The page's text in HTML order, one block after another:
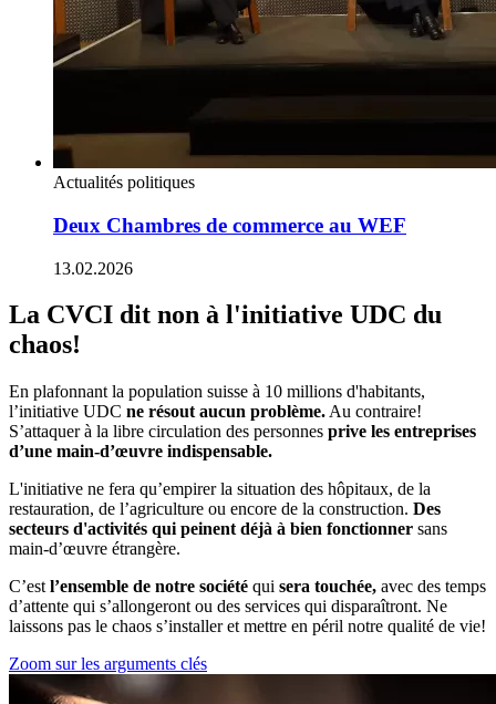
Actualités politiques
Deux Chambres de commerce au WEF
13.02.2026
La CVCI dit non à l'initiative UDC du
chaos!
En plafonnant la population suisse à 10 millions d'habitants,
l’initiative UDC ne résout aucun problème. Au contraire!
S’attaquer à la libre circulation des personnes prive les entreprises
d’une main-d’œuvre indispensable.
L'initiative ne fera qu’empirer la situation des hôpitaux, de la
restauration, de l’agriculture ou encore de la construction. Des
secteurs d'activités qui peinent déjà à bien fonctionner sans
main-d’œuvre étrangère.
C’est l’ensemble de notre société qui sera touchée, avec des temps
d’attente qui s’allongeront ou des services qui disparaîtront. Ne
laissons pas le chaos s’installer et mettre en péril notre qualité de vie!
Zoom sur les arguments clés